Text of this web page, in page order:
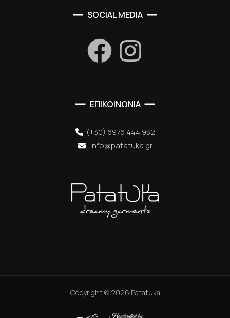
SOCIAL MEDIA
ΕΠΙΚΟΙΝΩΝΙΑ
(+30) 6976 444 932
info@patatuka.gr
Copyright © 2026 Patatuka